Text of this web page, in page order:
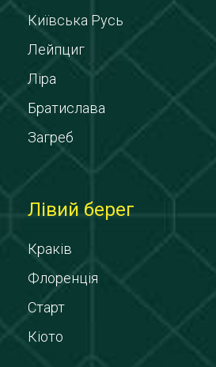
Київська Русь
Лейпциг
Ліра
Братислава
Загреб
Лівий берег
Краків
Флоренція
Старт
Кіото